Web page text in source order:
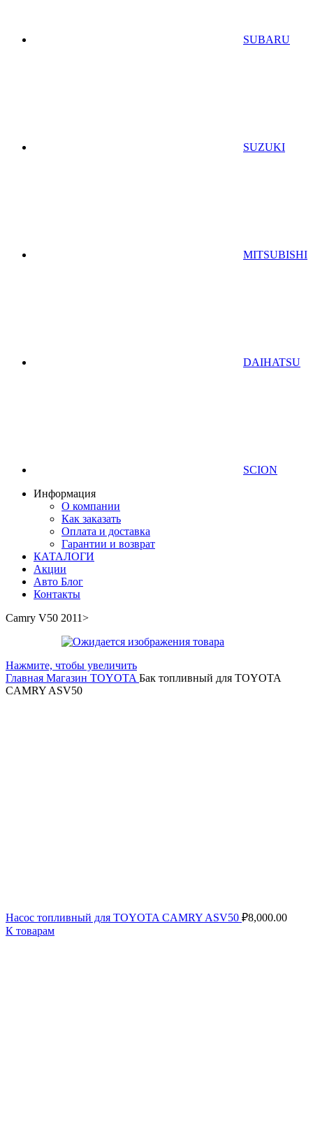
SUBARU
SUZUKI
MITSUBISHI
DAIHATSU
SCION
Информация
О компании
Как заказать
Оплата и доставка
Гарантии и возврат
КАТАЛОГИ
Акции
Авто Блог
Контакты
Camry V50 2011>
Нажмите, чтобы увеличить
Главная Магазин TOYOTA Бак топливный для TOYOTA
CAMRY ASV50
Насос топливный для TOYOTA CAMRY ASV50 ₽8,000.00
К товарам